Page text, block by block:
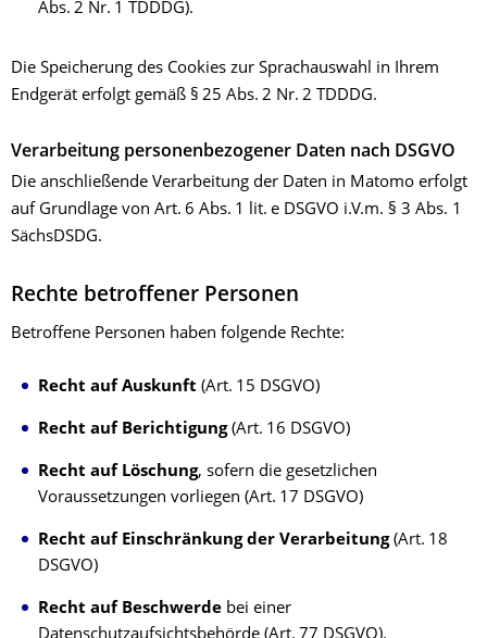
Abs. 2 Nr. 1 TDDDG).
Die Speicherung des Cookies zur Sprachauswahl in Ihrem
Endgerät erfolgt gemäß § 25 Abs. 2 Nr. 2 TDDDG.
Verarbeitung personenbezogener Daten nach DSGVO
Die anschließende Verarbeitung der Daten in Matomo erfolgt
auf Grundlage von Art. 6 Abs. 1 lit. e DSGVO i.V.m. § 3 Abs. 1
SächsDSDG.
Rechte betroffener Personen
Betroffene Personen haben folgende Rechte:
Recht auf Auskunft (Art. 15 DSGVO)
Recht auf Berichtigung(Art. 16 DSGVO)
Recht auf Löschung, sofern die gesetzlichen
Voraussetzungen vorliegen (Art. 17 DSGVO)
Recht auf Einschränkung der Verarbeitung(Art. 18
DSGVO)
Recht auf Beschwerde bei einer